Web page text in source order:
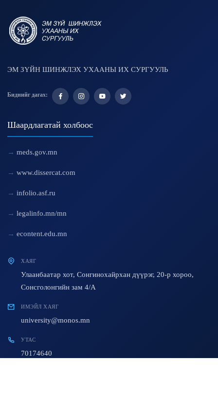
ЭМ ЗҮЙН ШИНЖЛЭХ УХААНЫ ИХ СУРГУУЛЬ
Биднийг дагах:
Шаардлагатай холбоос
meds.gov.mn
www.dissercat.com
infolio.asf.ru
legalinfo.mn/mn
econtent.edu.mn
ХАЯГ
Улаанбаатар хот, Сонгинохайрхан дүүрэг, 20-р хороо,
Сонсголонгийн зам 4/A
ИМЭЙЛ ХАЯГ
university@monos.mn
УТАС
70174640